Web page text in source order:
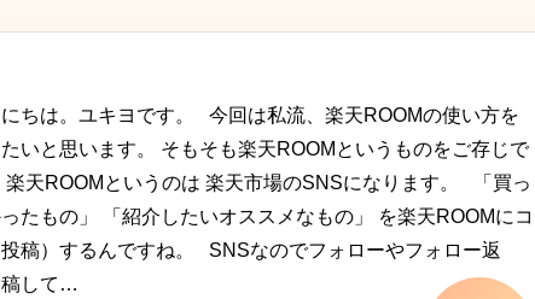
ちは。ユキヨです。 今回は私流、楽天ROOMの使い方を
いと思います。 そもそも楽天ROOMというものをご存じで
楽天ROOMというのは 楽天市場のSNSになります。 「買っ
たもの」 「紹介したいオススメなもの」 を楽天ROOMにコ
稿）するんですね。 SNSなのでフォローやフォロー返
稿して…